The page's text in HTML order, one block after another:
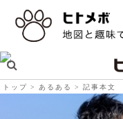
トップ あるある 記事本文